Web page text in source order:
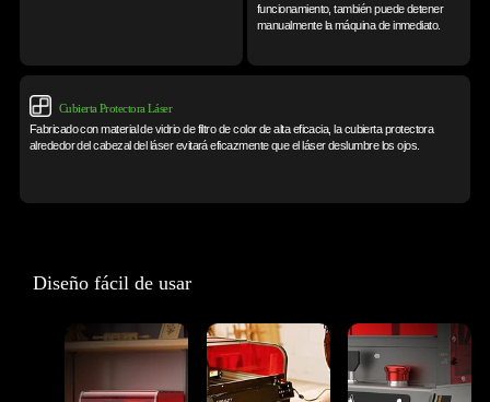
funcionamiento, también puede detener
manualmente la máquina de inmediato.
Cubierta Protectora Láser
Fabricado con material de vidrio de filtro de color de alta eficacia, la cubierta protectora
alrededor del cabezal del láser evitará eficazmente que el láser deslumbre los ojos.
Diseño fácil de usar